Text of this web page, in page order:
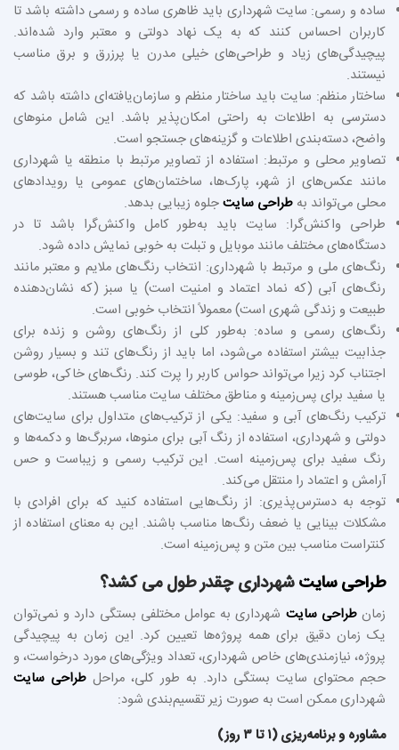
ساده و رسمی: سایت شهرداری باید ظاهری ساده و رسمی داشته باشد تا
کاربران احساس کنند که به یک نهاد دولتی و معتبر وارد شده‌اند.
پیچیدگی‌های زیاد و طراحی‌های خیلی مدرن یا پرزرق و برق مناسب
نیستند.
ساختار منظم: سایت باید ساختار منظم و سازمان‌یافته‌ای داشته باشد که
دسترسی به اطلاعات به راحتی امکان‌پذیر باشد. این شامل منوهای
واضح، دسته‌بندی اطلاعات و گزینه‌های جستجو است.
تصاویر محلی و مرتبط: استفاده از تصاویر مرتبط با منطقه یا شهرداری
مانند عکس‌های از شهر، پارک‌ها، ساختمان‌های عمومی یا رویدادهای
محلی می‌تواند به طراحی سایتجلوه زیبایی بدهد.
طراحی واکنش‌گرا: سایت باید به‌طور کامل واکنش‌گرا باشد تا در
دستگاه‌های مختلف مانند موبایل و تبلت به خوبی نمایش داده شود.
رنگ‌های ملی و مرتبط با شهرداری: انتخاب رنگ‌های ملایم و معتبر مانند
رنگ‌های آبی (که نماد اعتماد و امنیت است) یا سبز (که نشان‌دهنده
طبیعت و زندگی شهری است) معمولاً انتخاب خوبی است.
رنگ‌های رسمی و ساده: به‌طور کلی از رنگ‌های روشن و زنده برای
جذابیت بیشتر استفاده می‌شود، اما باید از رنگ‌های تند و بسیار روشن
اجتناب کرد زیرا می‌تواند حواس کاربر را پرت کند. رنگ‌های خاکی، طوسی
یا سفید برای پس‌زمینه و مناطق مختلف سایت مناسب هستند.
ترکیب رنگ‌های آبی و سفید: یکی از ترکیب‌های متداول برای سایت‌های
دولتی و شهرداری، استفاده از رنگ آبی برای منوها، سربرگ‌ها و دکمه‌ها و
رنگ سفید برای پس‌زمینه است. این ترکیب رسمی و زیباست و حس
آرامش و اعتماد را منتقل می‌کند.
توجه به دسترس‌پذیری: از رنگ‌هایی استفاده کنید که برای افرادی با
مشکلات بینایی یا ضعف رنگ‌ها مناسب باشند. این به معنای استفاده از
کنتراست مناسب بین متن و پس‌زمینه است.
طراحی سایتشهرداری چقدر طول می کشد؟
زمانطراحی سایت شهرداری به عوامل مختلفی بستگی دارد و نمی‌توان
یک زمان دقیق برای همه پروژه‌ها تعیین کرد. این زمان به پیچیدگی
پروژه، نیازمندی‌های خاص شهرداری، تعداد ویژگی‌های مورد درخواست، و
حجم محتوای سایت بستگی دارد. به طور کلی، مراحل طراحی سایت
شهرداری ممکن است به صورت زیر تقسیم‌بندی شود:
مشاوره و برنامه‌ریزی (۱ تا ۳ روز)